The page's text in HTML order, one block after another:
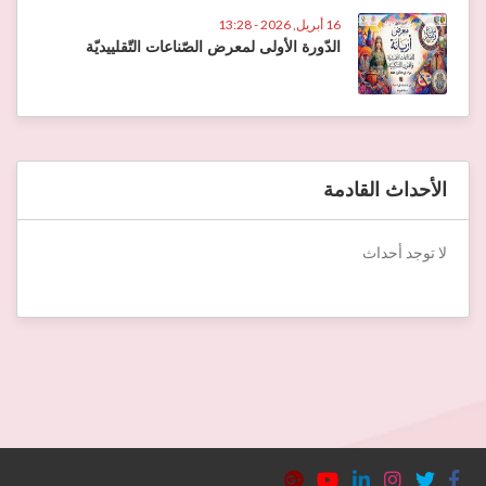
16 أبريل, 2026 - 13:28
الدّورة الأولى لمعرض الصّناعات التّقلييديّة
الأحداث القادمة
لا توجد أحداث